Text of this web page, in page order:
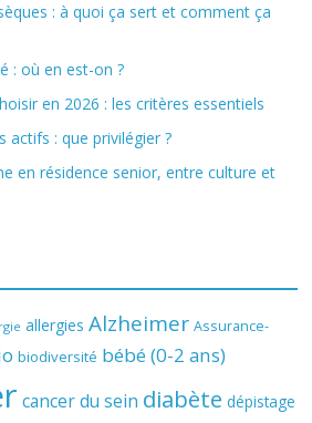
: à quoi ça sert et comment ça
: où en est-on ?
en 2026 : les critères essentiels
actifs : que privilégier ?
en résidence senior, entre culture et
allergies Alzheimer Assurance-
biodiversité bébé (0-2 ans)
cancer du sein diabète dépistage